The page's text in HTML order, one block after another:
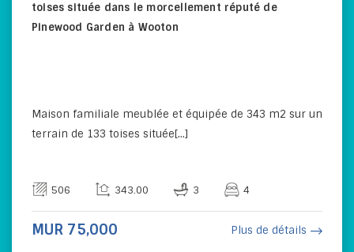
toises située dans le morcellement réputé de
Pinewood Garden à Wooton
Maison familiale meublée et équipée de 343 m2 sur un
terrain de 133 toises située[...]
506 343.00 3 4
MUR 75,000 Plus de détails